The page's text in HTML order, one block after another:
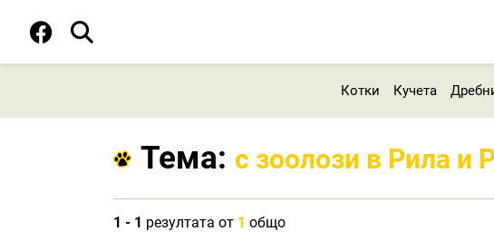
Котки Кучета
Тема: с зоолози в Рила и
1 - 1 резултата от 1 общо